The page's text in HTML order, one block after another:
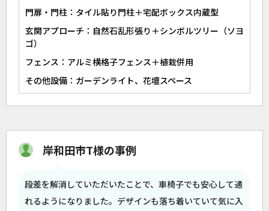
門扉・門柱：タイル貼り門柱＋宅配ボックス内蔵型
玄関アプローチ：自然石乱形張り＋シンボルツリー（ソヨ
ゴ）
フェンス：アルミ横格子フェンス＋植栽併用
その他設備：ガーデンライト、花壇スペース
岸和田市T様の事例
段差を解消していただいたことで、車椅子でも安心して通
れるようになりました。デザインも落ち着いていて気に入